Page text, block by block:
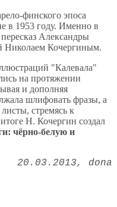
финского эпоса
в 1953 году. Именно в
Александры
Николаем Кочергиным.
"Калевала"
на протяжении
и дополняя
шлифовать фразы, а
стремясь к
Н. Кочергин создал
чёрно-белую и
20.03.2013 dona